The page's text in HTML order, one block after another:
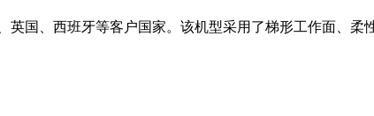
国、西班牙等客户国家。该机型采用了梯形工作面、